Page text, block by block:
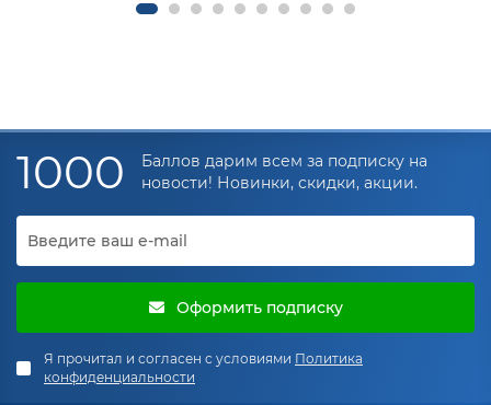
1000
Баллов дарим всем за подписку на
новости! Новинки, скидки, акции.
Оформить подписку
Я прочитал и согласен с условиями Политика
конфиденциальности